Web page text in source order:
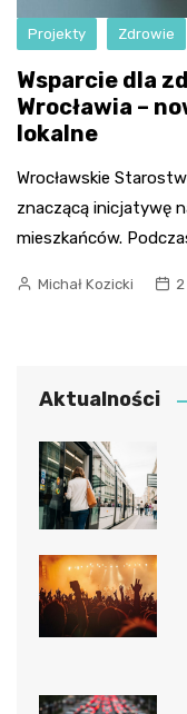
Projekty Zdrowie
Wsparcie dla
Wrocławia –
lokalne
Wrocławskie
znaczącą inicjatywę
mieszkańców.
Michał Kozicki
Aktualności